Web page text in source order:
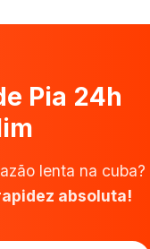
Pia 24h
lenta na cuba?
absoluta!